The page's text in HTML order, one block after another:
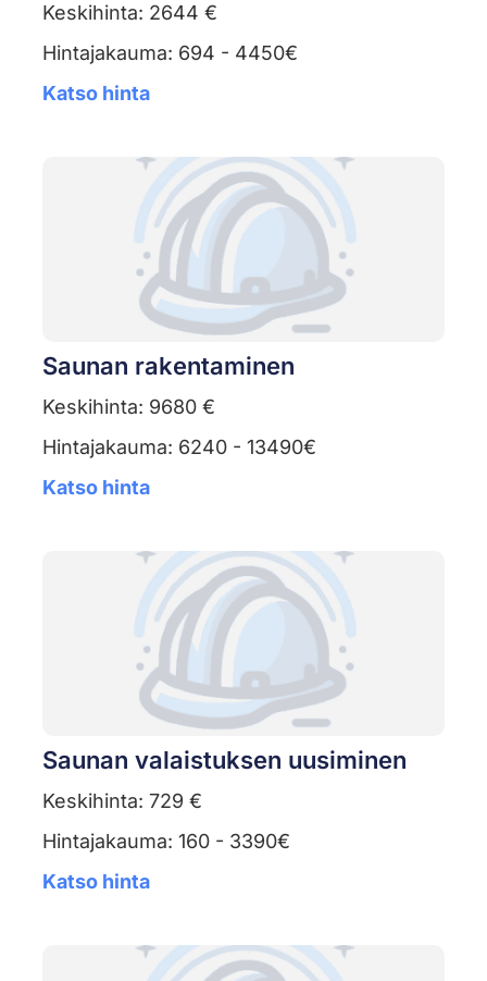
Keskihinta: 2644 €
Hintajakauma: 694 - 4450€
Katso hinta
Saunan rakentaminen
Keskihinta: 9680 €
Hintajakauma: 6240 - 13490€
Katso hinta
Saunan valaistuksen uusiminen
Keskihinta: 729 €
Hintajakauma: 160 - 3390€
Katso hinta